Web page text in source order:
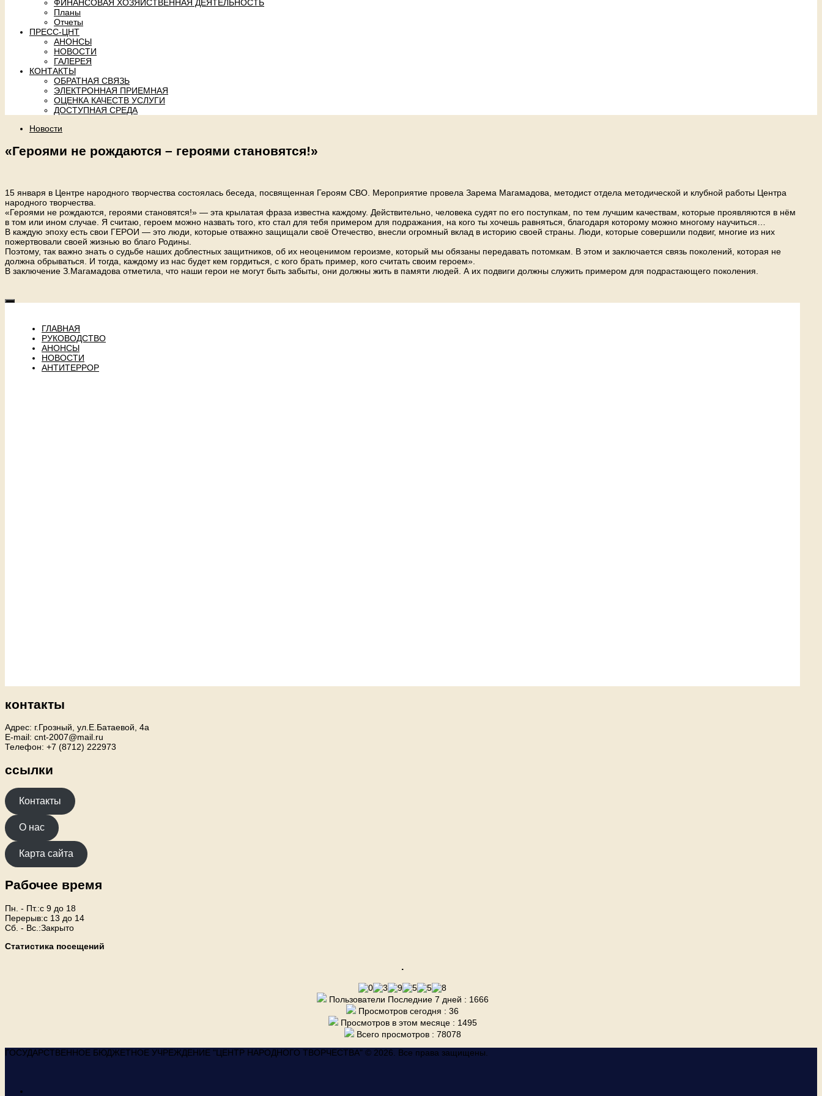
ФИНАНСОВАЯ ХОЗЯЙСТВЕННАЯ ДЕЯТЕЛЬНОСТЬ
Планы
Отчеты
ПРЕСС-ЦНТ
АНОНСЫ
НОВОСТИ
ГАЛЕРЕЯ
КОНТАКТЫ
ОБРАТНАЯ СВЯЗЬ
ЭЛЕКТРОННАЯ ПРИЕМНАЯ
ОЦЕНКА КАЧЕСТВ УСЛУГИ
ДОСТУПНАЯ СРЕДА
Новости
«Героями не рождаются – героями становятся!»
15 января в Центре народного творчества состоялась беседа, посвященная Героям СВО. Мероприятие провела Зарема Магамадова, методист отдела методической и клубной работы Центра
народного творчества.
«Героями не рождаются, героями становятся!» — эта крылатая фраза известна каждому. Действительно, человека судят по его поступкам, по тем лучшим качествам, которые проявляются в нём
в том или ином случае. Я считаю, героем можно назвать того, кто стал для тебя примером для подражания, на кого ты хочешь равняться, благодаря которому можно многому научиться…
В каждую эпоху есть свои ГЕРОИ — это люди, которые отважно защищали своё Отечество, внесли огромный вклад в историю своей страны. Люди, которые совершили подвиг, многие из них
пожертвовали своей жизнью во благо Родины.
Поэтому, так важно знать о судьбе наших доблестных защитников, об их неоценимом героизме, который мы обязаны передавать потомкам. В этом и заключается связь поколений, которая не
должна обрываться. И тогда, каждому из нас будет кем гордиться, с кого брать пример, кого считать своим героем».
В заключение З.Магамадова отметила, что наши герои не могут быть забыты, они должны жить в памяти людей. А их подвиги должны служить примером для подрастающего поколения.
ГЛАВНАЯ
РУКОВОДСТВО
АНОНСЫ
НОВОСТИ
АНТИТЕРРОР
контакты
Адрес: г.Грозный, ул.Е.Батаевой, 4а
E-mail: cnt-2007@mail.ru
Телефон: +7 (8712) 222973
ссылки
Контакты
О нас
Карта сайта
Рабочее время
Пн. - Пт.:с 9 до 18
Перерыв:с 13 до 14
Сб. - Вс.:Закрыто
Статистика посещений
.
Пользователи Последние 7 дней : 1666
Просмотров сегодня : 36
Просмотров в этом месяце : 1495
Всего просмотров : 78078
ГОСУДАРСТВЕННОЕ БЮДЖЕТНОЕ УЧРЕЖДЕНИЕ "ЦЕНТР НАРОДНОГО ТВОРЧЕСТВА" © 2026. Все права защищены.